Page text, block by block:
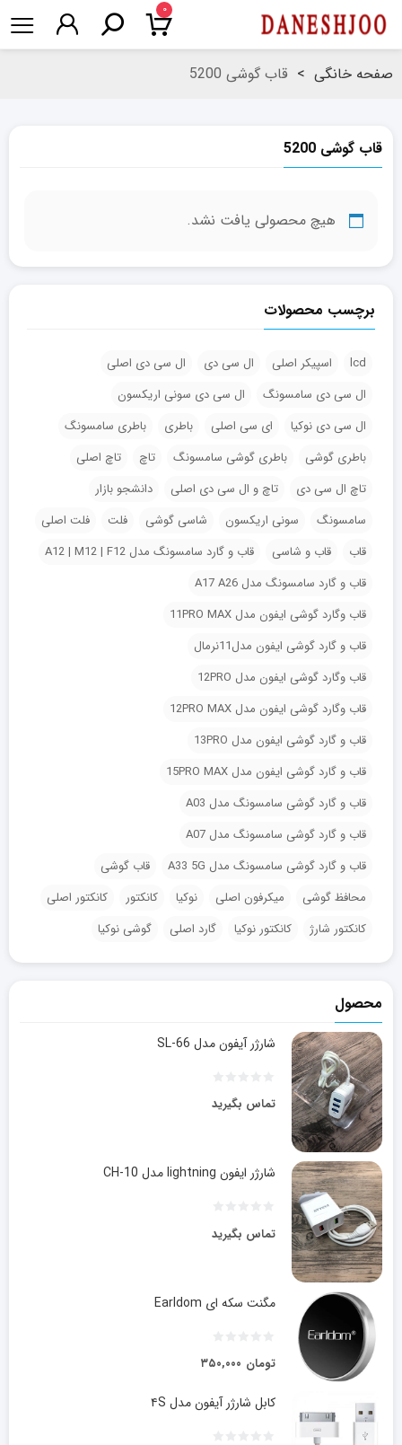
۰
صفحه خانگی > قاب گوشی 5200
قاب گوشی 5200
هیچ محصولی یافت نشد.
برچسب محصولات
lcd اسپیکر اصلی ال سی دی
ال سی دی اصلی
ال سی دی سامسونگ
ال سی دی سونی اریکسون
ال سی دی نوکیا
ای سی اصلی باطری
باطری سامسونگ
باطری گوشی
باطری گوشی سامسونگ تاچ
تاچ اصلی
تاچ ال سی دی
تاچ و ال سی دی اصلی
دانشجو بازار
سامسونگ
سونی اریکسون شاسی گوشی فلت
فلت اصلی
قاب
قاب و شاسی
قاب و گارد سامسونگ مدل A12 | M12 | F12
قاب و گارد سامسونگ مدل A17 A26
قاب وگارد گوشی ایفون مدل 11PRO MAX
قاب و گارد گوشی ایفون مدل11نرمال
قاب وگارد گوشی ایفون مدل 12PRO
قاب وگارد گوشی ایفون مدل 12PRO MAX
قاب و گارد گوشی ایفون مدل 13PRO
قاب و گارد گوشی ایفون مدل 15PRO MAX
قاب و گارد گوشی سامسونگ مدل A03
قاب و گارد گوشی سامسونگ مدل A07
قاب و گارد گوشی سامسونگ مدل A33 5G
قاب گوشی
محافظ گوشی
میکرفون اصلی نوکیا کانکتور
کانکتور اصلی
کانکتور شارژ
کانکتور نوکیا گارد اصلی گوشی نوکیا
محصول
شارژر آیفون مدل SL-66
تماس بگیرید
شارژر ایفون lightning مدل CH-10
تماس بگیرید
مگنت سکه ای Earldom
۳۵۰,۰۰۰ تومان
کابل شارژر آیفون مدل ۴S